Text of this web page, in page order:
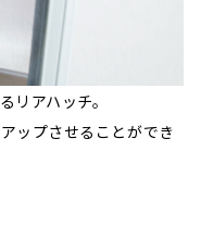
リアハッチ。
ップさせることができ